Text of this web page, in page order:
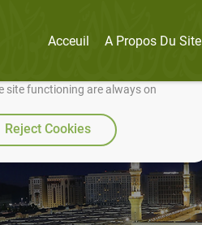
and so we can continually improve it.
site functioning are always on
Reject Cookies
Acceuil A Propos Du Site